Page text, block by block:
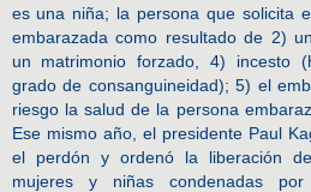
es una niña; la persona que solicita
embarazada como resultado de 2)
un matrimonio forzado, 4) incesto
grado de consanguineidad); 5) el
riesgo la salud de la persona
Ese mismo año, el presidente Paul
el perdón y ordenó la liberación
mujeres y niñas condenadas